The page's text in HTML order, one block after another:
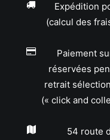
Expédition
(calcul des
Paiement
réservées
retrait
(« click and
54 route